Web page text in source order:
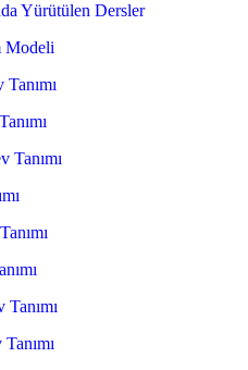
Yürütülen Dersler
Modeli
Tanımı